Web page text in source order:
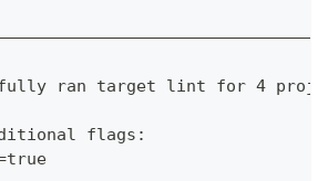
ran target lint for 4
flags: